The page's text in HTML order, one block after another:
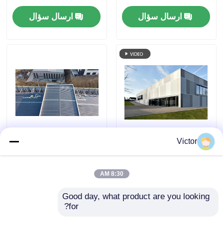
ارسال سؤال
برابر باد / برف
ارسال سؤال
ساختمان سازه فولادی
پیش‌ساخته انبار کم‌هزینه،
ارسال سؤال
ساخت فولاد از قبل
ساخته شده بر روی
سقف صاف ساخته شده
A36 دوام
ارسال سؤال
Victor
8:30 AM
Good day, what product are you looking
for?